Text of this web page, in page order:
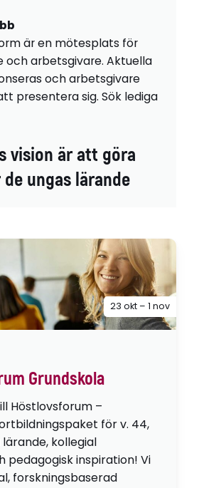
är en mötesplats för
och arbetsgivare. Aktuella
och arbetsgivare
presentera sig. Sök lediga
vision är att göra
ungas lärande
Grundskola
Höstlovsforum –
för v. 44,
kollegial
pedagogisk inspiration! Vi
forskningsbaserad
23 okt – 1 nov